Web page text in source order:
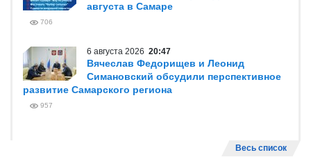
августа в Самаре
706
6 августа 2026 20:47
Вячеслав Федорищев и Леонид
Симановский обсудили перспективное
развитие Самарского региона
957
Весь список